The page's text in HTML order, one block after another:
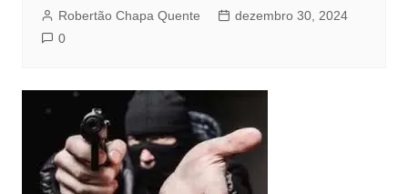
Robertão Chapa Quente
dezembro 30, 2024
0